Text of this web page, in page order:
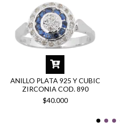
ANILLO PLATA 925 Y CUBIC
ZIRCONIA COD. 890
$40.000